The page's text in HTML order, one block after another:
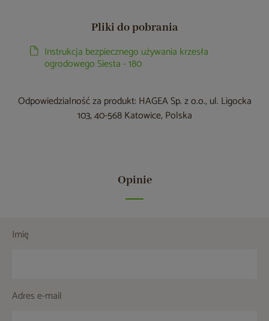
Pliki do pobrania
Instrukcja bezpiecznego używania krzesła
ogrodowego Siesta - 180
Odpowiedzialność za produkt: HAGEA Sp. z o.o., ul. Ligocka
103, 40-568 Katowice, Polska
Opinie
Imię
Adres e-mail